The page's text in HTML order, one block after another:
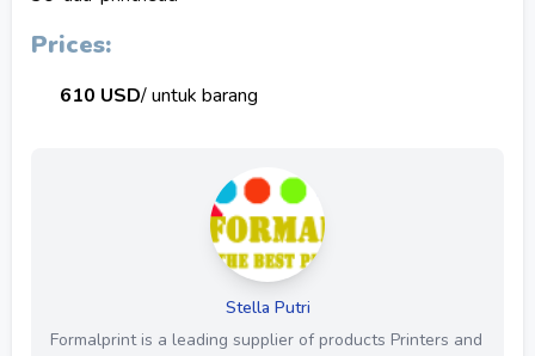
Prices:
610 USD/ untuk barang
Stella Putri
Formalprint is a leading supplier of products Printers and